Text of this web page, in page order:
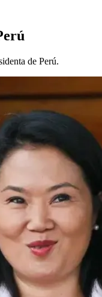
de Perú.